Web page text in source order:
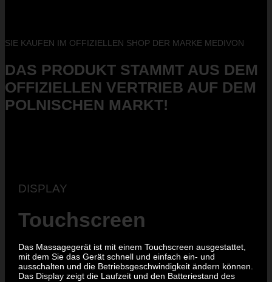
SIE KAUFEN IM OFFIZIELLEN SHOP DER MARKE MEDIVON
DAS PRODUKT STAMMT AUS DEM
OFFIZIELLEN VERTRIEB AUF DEM
POLNISCHEN MARKT!
DISPLAY
Touchscreen
Das Massagegerät ist mit einem Touchscreen ausgestattet,
mit dem Sie das Gerät schnell und einfach ein- und
ausschalten und die Betriebsgeschwindigkeit ändern können.
Das Display zeigt die Laufzeit und den Batteriestand des